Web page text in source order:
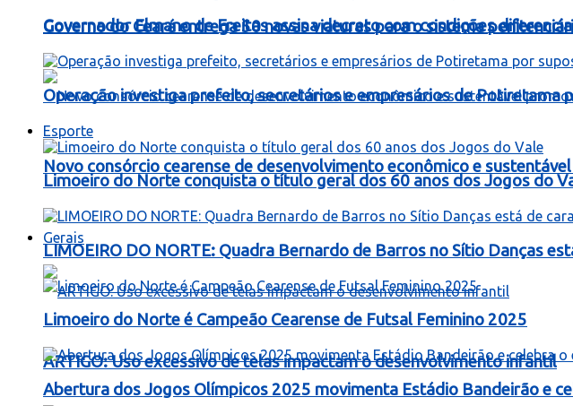
Governador Elmano de Freitas assina decreto com condições
Novo consórcio cearense de desenvolvimento econômico e
Gerais
ARTIGO: Uso excessivo de telas impactam o desenvolvimento infantil
Governo do Ceará entrega 50 novas viaturas para o sistema
Operação investiga prefeito, secretários e empresários de
Esporte
Limoeiro do Norte conquista o título geral dos 60 anos dos Jogos do
LIMOEIRO DO NORTE: Quadra Bernardo de Barros no Sítio Danças
Limoeiro do Norte é Campeão Cearense de Futsal Feminino 2025
Abertura dos Jogos Olímpicos 2025 movimenta Estádio Bandeirão e